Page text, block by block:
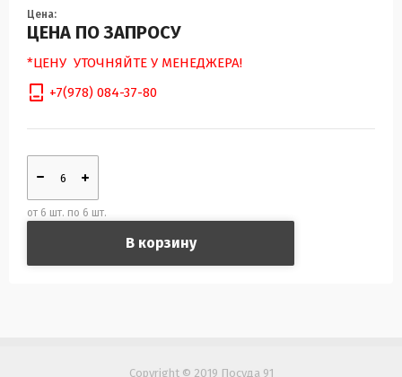
Цена:
ЦЕНА ПО ЗАПРОСУ
*ЦЕНУ УТОЧНЯЙТЕ У МЕНЕДЖЕРА!
+7(978) 084-37-80
от 6 шт. по 6 шт.
В корзину
Copyright © 2019 Посуда 91